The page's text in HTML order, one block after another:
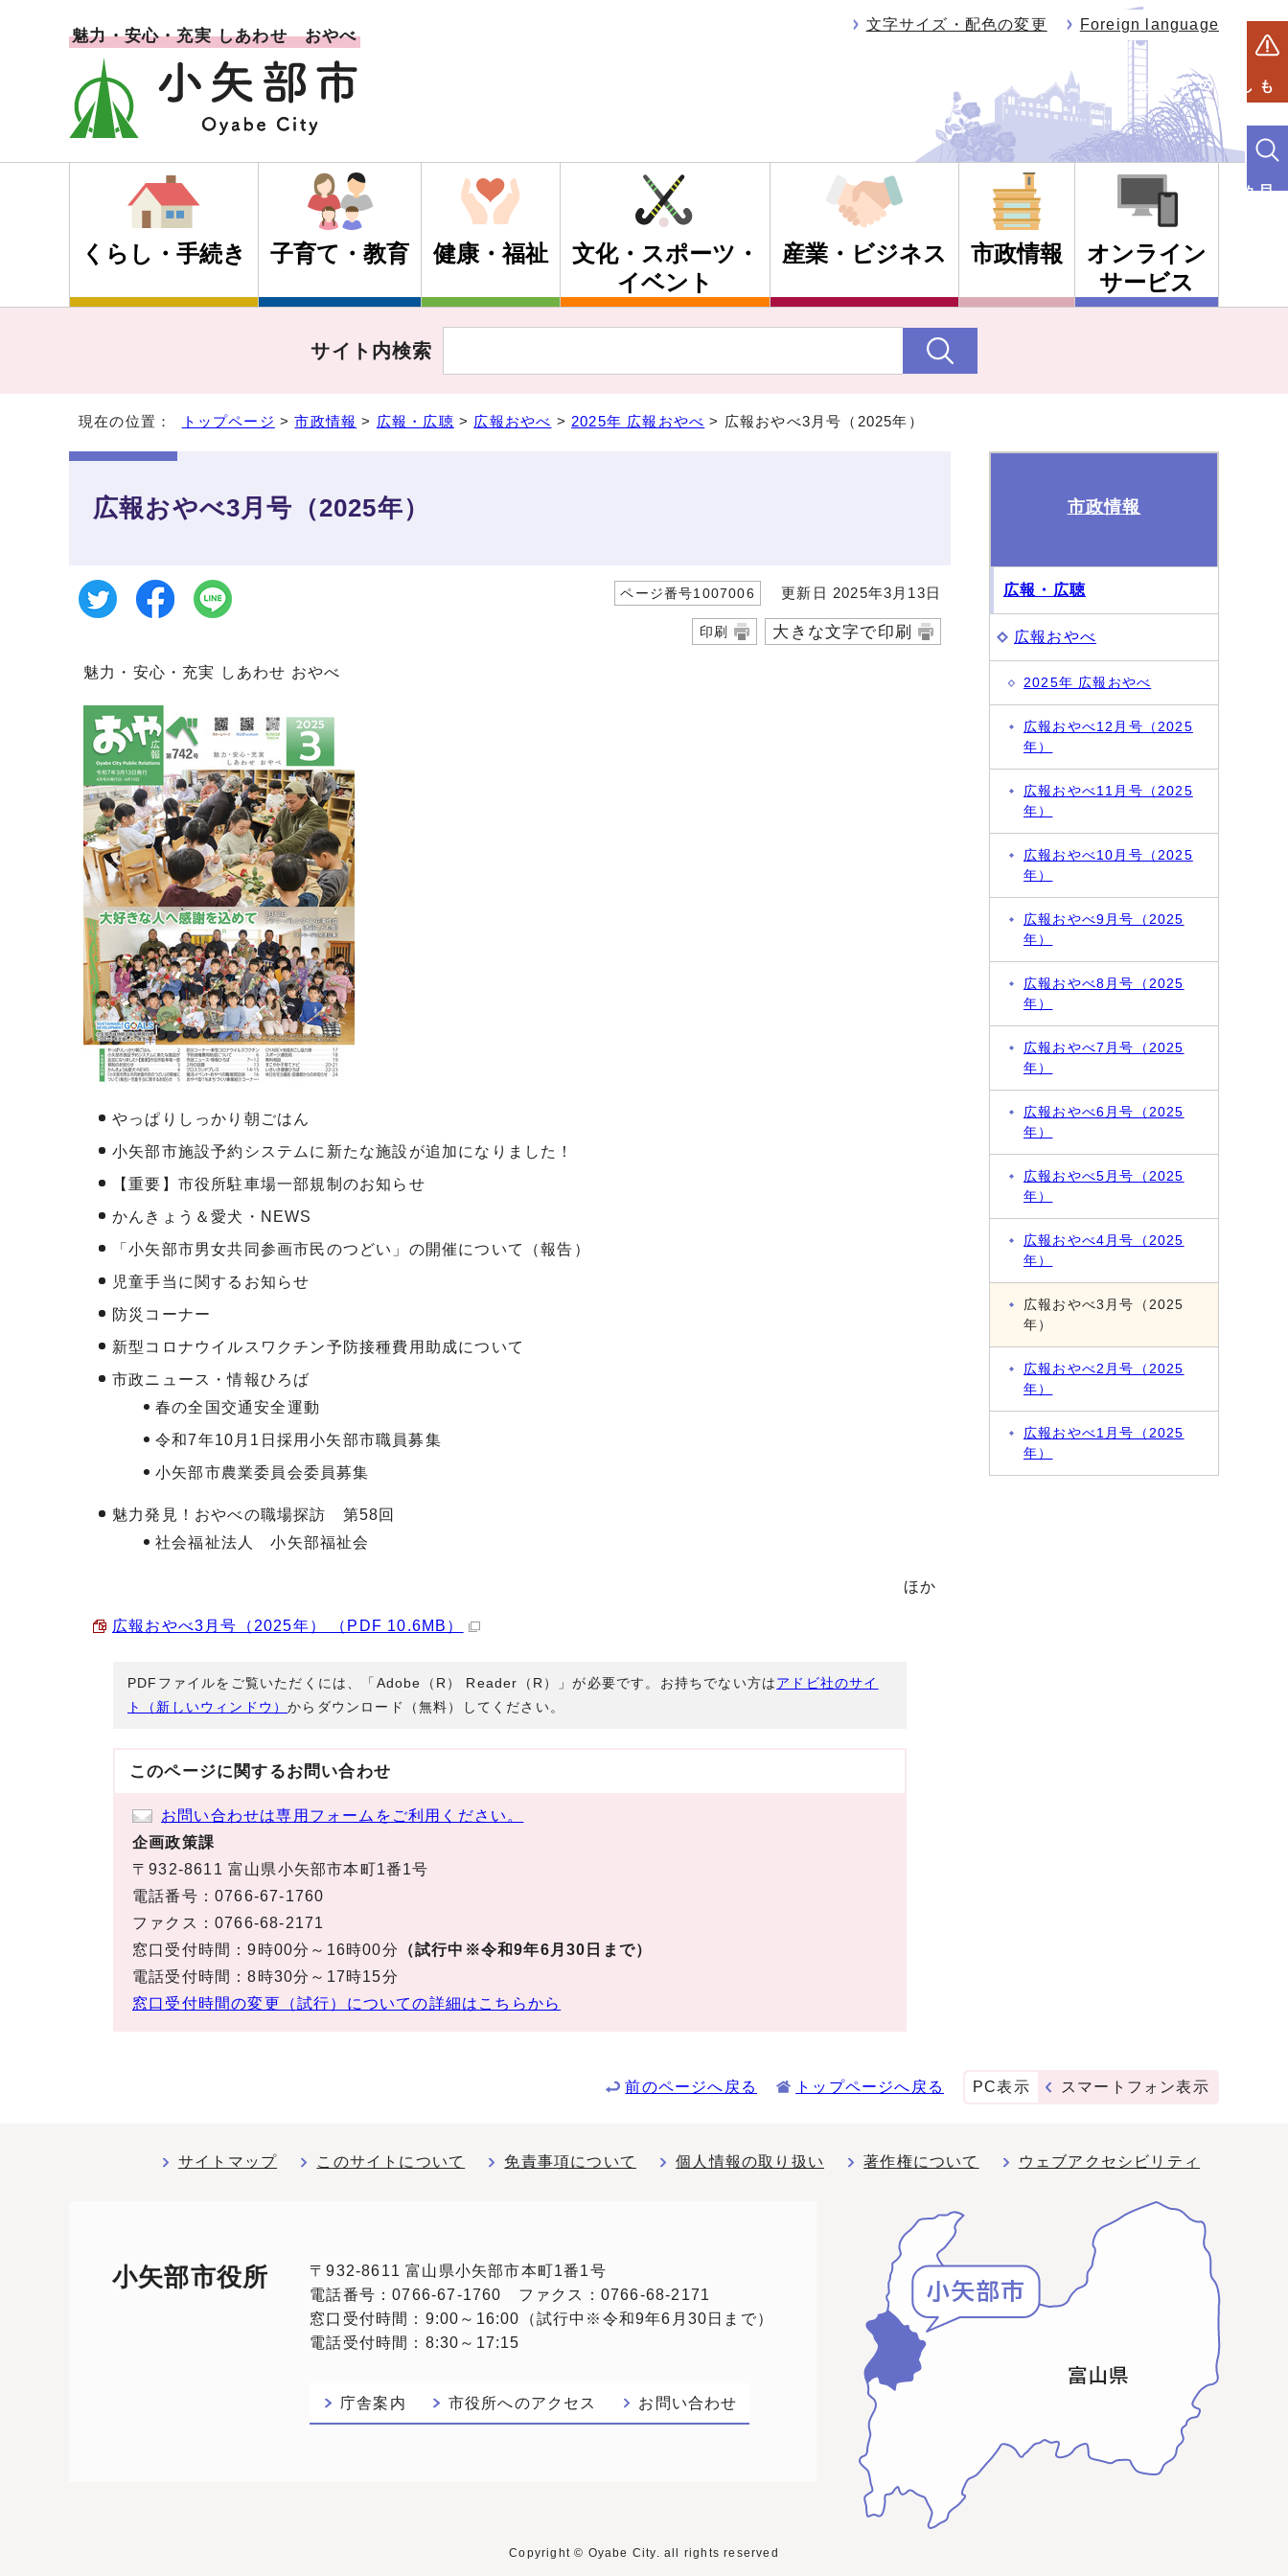
魅力・安心・充実 しあわせ おやべ
文字サイズ・配色の変更 Foreign language
もしものときは
くらし・手続き 子育て・教育 健康・福祉
文化・スポーツ・
イベント
産業・ビジネス 市政情報
オンライン
サービス
サイト内検索
現在の位置： トップページ >市政情報 > 広報・広聴 > 広報おやべ > 2025年 広報おやべ > 広報おやべ3月号（2025年）
広報おやべ3月号（2025年）
ページ番号1007006 更新日 2025年3月13日
印刷 大きな文字で印刷
魅力・安心・充実 しあわせ おやべ
やっぱりしっかり朝ごはん
小矢部市施設予約システムに新たな施設が追加になりました！
【重要】市役所駐車場一部規制のお知らせ
かんきょう＆愛犬・NEWS
「小矢部市男女共同参画市民のつどい」の開催について（報告）
児童手当に関するお知らせ
防災コーナー
新型コロナウイルスワクチン予防接種費用助成について
市政ニュース・情報ひろば
春の全国交通安全運動
令和7年10月1日採用小矢部市職員募集
小矢部市農業委員会委員募集
魅力発見！おやべの職場探訪 第58回
社会福祉法人 小矢部福祉会
ほか
広報おやべ3月号（2025年） （PDF 10.6MB）
PDFファイルをご覧いただくには、「Adobe（R） Reader（R）」が必要です。お持ちでない方はアドビ社のサイ
ト（新しいウィンドウ）からダウンロード（無料）してください。
このページに関するお問い合わせ
お問い合わせは専用フォームをご利用ください。
企画政策課
〒932-8611 富山県小矢部市本町1番1号
電話番号：0766-67-1760
ファクス：0766-68-2171
窓口受付時間：9時00分～16時00分
（試行中※令和9年6月30日まで）
電話受付時間：8時30分～17時15分
窓口受付時間の変更（試行）についての詳細はこちらから
市政情報
広報・広聴
広報おやべ
2025年 広報おやべ
広報おやべ12月号（2025
年）
広報おやべ11月号（2025
年）
広報おやべ10月号（2025
年）
広報おやべ9月号（2025
年）
広報おやべ8月号（2025
年）
広報おやべ7月号（2025
年）
広報おやべ6月号（2025
年）
広報おやべ5月号（2025
年）
広報おやべ4月号（2025
年）
広報おやべ3月号（2025
年）
広報おやべ2月号（2025
年）
広報おやべ1月号（2025
年）
前のページへ戻る トップページへ戻る PC表示 スマートフォン表示
サイトマップ このサイトについて 免責事項について 個人情報の取り扱い 著作権について ウェブアクセシビリティ
小矢部市役所
〒932-8611 富山県小矢部市本町1番1号
電話番号：0766-67-1760 ファクス：0766-68-2171
窓口受付時間：9:00～16:00（試行中※令和9年6月30日まで）
電話受付時間：8:30～17:15
庁舎案内 市役所へのアクセス お問い合わせ
Copyright © Oyabe City. all rights reserved